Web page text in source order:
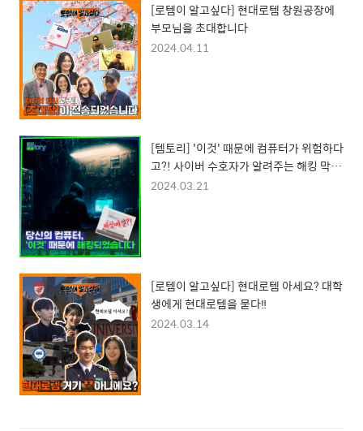
[로템이 알고싶다] 현대로템 창원공장에
부모님을 초대합니다
2024.04.11
[템토리] '이것' 때문에 컴퓨터가 위험하다
고?! 사이버 수호자가 알려주는 해킹 막는
법
2024.03.21
[로템이 알고싶다] 현대로템 아세요? 대학
생에게 현대로템을 묻다‼
2024.03.14